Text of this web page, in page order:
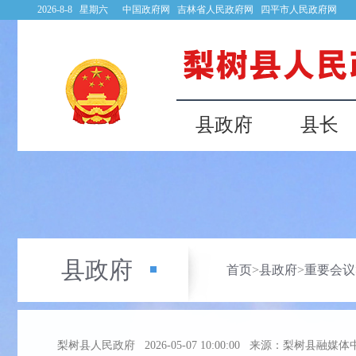
2026-8-8 星期六 中国政府网 吉林省人民政府网 四平市人民政府网
县政府 县长
县政府 首页>县政府>重要会议
梨树县人民政府 2026-05-07 10:00:00 来源：梨树县融媒体